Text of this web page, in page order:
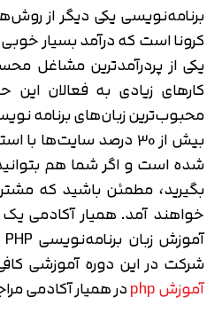
برنامه‌نویسی یکی دیگر از
کرونا است که درآمد بسیار خوبی
یکی از پردرآمدترین
کارهای زیادی به فعالان این
بیش از 30 درصد سایت‌ها
شده است و اگر شما هم
بگیرید، مطمئن باشید که
خواهند آمد. همیار آکادمی
شرکت در این دوره آموزشی
آموزش php
در همیار آکادمی